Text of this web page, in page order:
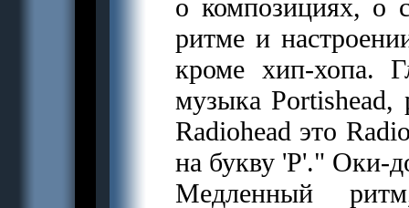
о композициях, о
ритме и
кроме хип-хопа.
музыка
Radiohead это
на букву 'P'." Оки-
Медленный